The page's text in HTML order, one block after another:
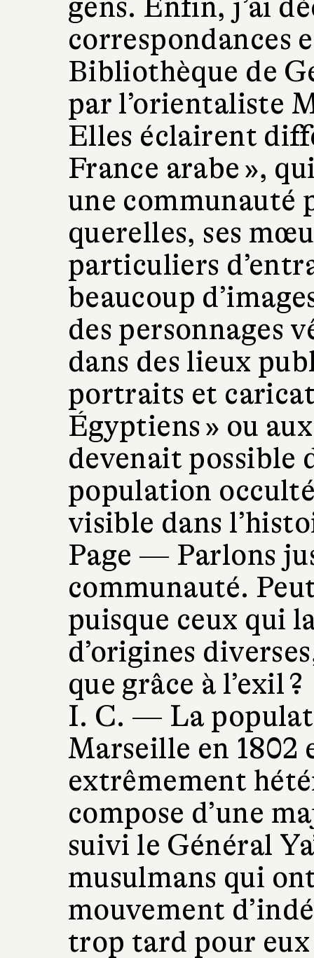
gens. Enfin, j’ai
correspondances
Bibliothèque de
par l’orientaliste
Elles éclairent
France arabe »,
une communauté
querelles, ses
particuliers
beaucoup
des personnages
dans des lieux
portraits et
Égyptiens » ou
devenait possible
population
visible dans
Page — Parlons
communauté.
puisque ceux qui
d’origines
que grâce à l’exil ?
I. C. — La
Marseille en 1802
extrêmement
compose d’une
suivi le Général
musulmans qui
mouvement
trop tard pour